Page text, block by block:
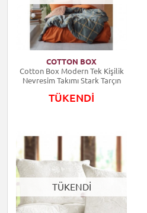
COTTON BOX
Cotton Box Modern Tek Kişilik
Nevresim Takımı Stark Tarçın
TÜKENDİ
TÜKENDİ